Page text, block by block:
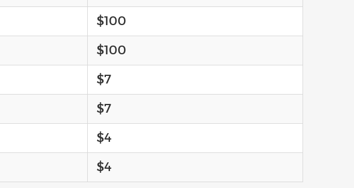
$100
$100
$7
$7
$4
$4